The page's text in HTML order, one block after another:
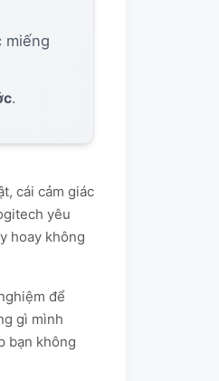
miếng
.
cái cảm giác
yêu
hoay không
để
gì mình
bạn không